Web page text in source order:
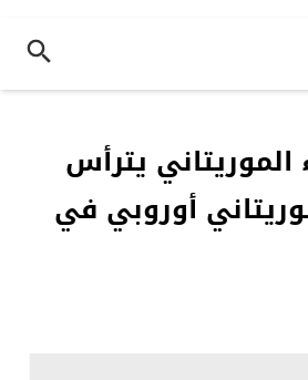
الموريتاني يترأس
أوروبي في